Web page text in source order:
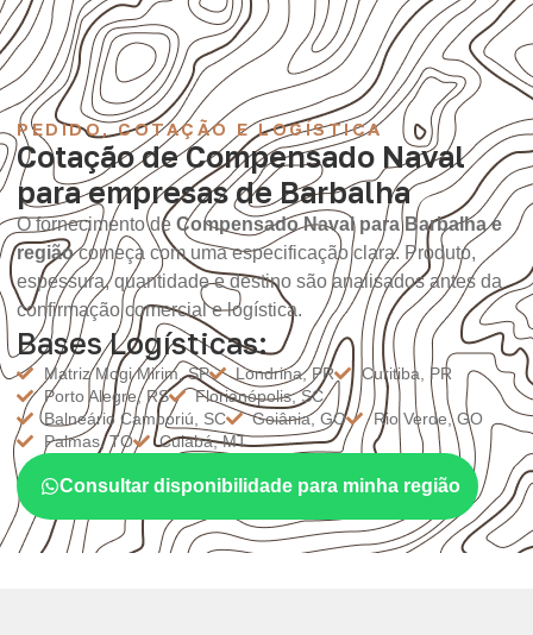
PEDIDO, COTAÇÃO E LOGÍSTICA
Cotação de Compensado Naval
para empresas de Barbalha
O fornecimento de Compensado Naval para Barbalha e
regiãocomeça com uma especificação clara. Produto,
espessura, quantidade e destino são analisados antes da
confirmação comercial e logística.
Bases Logísticas:
Matriz Mogi Mirim, SP Londrina, PR
Curitiba, PR
Porto Alegre, RS
Florianópolis, SC
Balneário Camboriú, SC
Goiânia, GO
Rio Verde, GO
Palmas, TO
Cuiabá, MT
Consultar disponibilidade para minha região